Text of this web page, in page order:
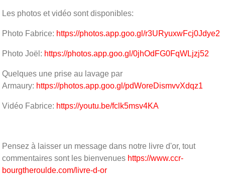
Les photos et vidéo sont disponibles:
Photo Fabrice: https://photos.app.goo.gl/r3URyuxwFcj0Jdye2
Photo Joël: https://photos.app.goo.gl/0jhOdFG0FqWLjzj52
Quelques une prise au lavage par
Armaury: https://photos.app.goo.gl/pdWoreDismvvXdqz1
Vidéo Fabrice: https://youtu.be/fclk5msv4KA
Pensez à laisser un message dans notre livre d'or, tout
commentaires sont les bienvenues https://www.ccr-
bourgtheroulde.com/livre-d-or